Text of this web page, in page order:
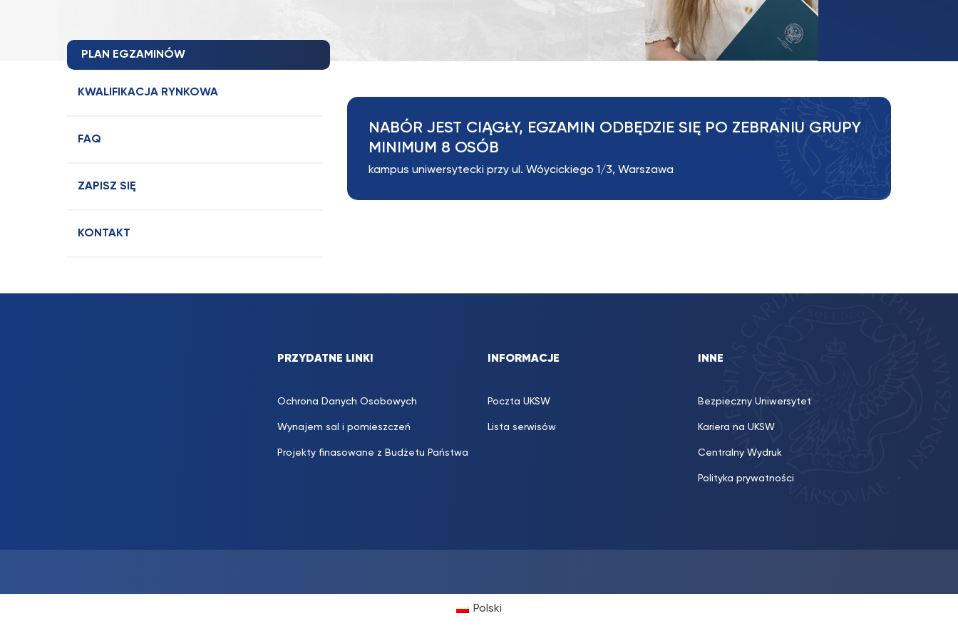
PLAN EGZAMINÓW
KWALIFIKACJA RYNKOWA
FAQ
ZAPISZ SIĘ
KONTAKT
NABÓR JEST CIĄGŁY, EGZAMIN ODBĘDZIE SIĘ PO ZEBRANIU GRUPY
MINIMUM 8 OSÓB
kampus uniwersytecki przy ul. Wóycickiego 1/3, Warszawa
PRZYDATNE LINKI
Ochrona Danych Osobowych
Wynajem sal i pomieszczeń
Projekty finasowane z Budżetu Państwa
INFORMACJE
Poczta UKSW
Lista serwisów
INNE
Bezpieczny Uniwersytet
Kariera na UKSW
Centralny Wydruk
Polityka prywatności
Polski